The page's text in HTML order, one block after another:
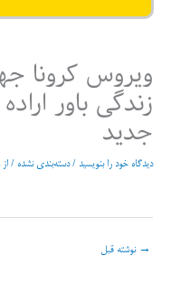
ویروس کرونا
زندگی باور
جدید
دیدگاه‌ خود را بنویسید /دسته‌بندی نشده / از
→ نوشته قبل